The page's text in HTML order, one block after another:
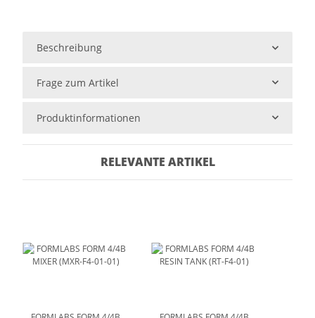
Beschreibung
Frage zum Artikel
Produktinformationen
RELEVANTE ARTIKEL